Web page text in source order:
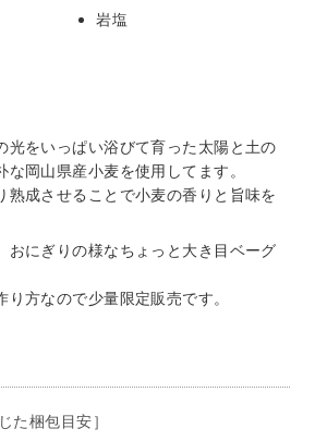
岩塩
光をいっぱい浴びて育った太陽と土の
岡山県産小麦を使用してます。
熟成させることで小麦の香りと旨味を
おにぎりの様なちょっと大き目ベーグ
方なので少量限定販売です。
た梱包目安］